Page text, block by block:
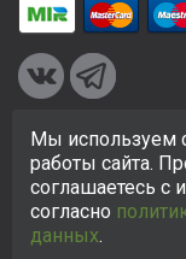
© 2005-2026 ООО
исключительно в
на сайте не
отношении
Мы используем
работы сайта.
соглашаетесь с
согласно
данных.